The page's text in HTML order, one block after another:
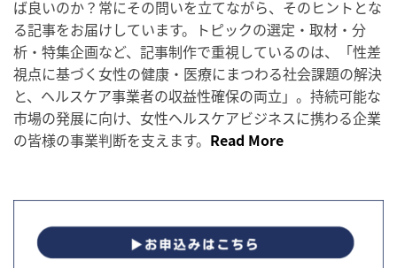
ば良いのか？常にその問いを立てながら、そのヒントとな
る記事をお届けしています。トピックの選定・取材・分
析・特集企画など、記事制作で重視しているのは、「性差
視点に基づく女性の健康・医療にまつわる社会課題の解決
と、ヘルスケア事業者の収益性確保の両立」。持続可能な
市場の発展に向け、女性ヘルスケアビジネスに携わる企業
の皆様の事業判断を支えます。 Read More